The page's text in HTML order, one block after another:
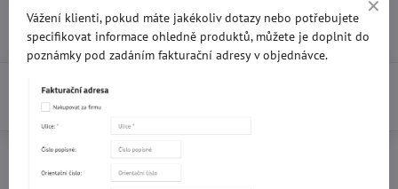
3 Kč
Přidat k Oblíbeným
Vážení klienti, pokud máte jakékoliv dotazy nebo potřebujete
specifikovat informace ohledně produktů, můžete je doplnit do
poznámky pod zadáním fakturační adresy v objednávce.